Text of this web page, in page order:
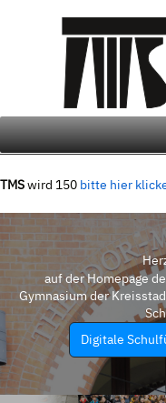
TMSwird 150 bitte hier
auf der Homepage
Gymnasium der
Digitale